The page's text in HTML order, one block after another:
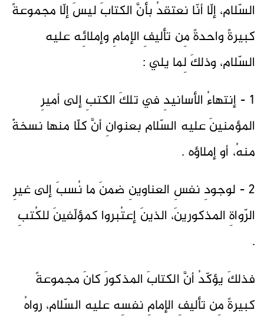
السّلام، إلّا أنّا نعتقدُ بأنَّ الكتابَ ليسَ إلّا مجموعةً
كبيرةً واحدةً مِن تأليفِ الإمامِ وإملائِه عليه
السّلام، وذلكَ لِما يلي :
1 - إنتهاءُ الأسانيدِ في تلكَ الكتبِ إلى أميرِ
المؤمنينَ عليه السّلام بعنوانِ أنَّ كلّا منها نسخةٌ
منهُ، أو إملاؤه .
2 - لوجودِ نفسِ العناوينِ ضمنَ ما نُسبَ إلى غيرِ
الرّواةِ المذكورينَ، الذينَ إعتُبروا كمؤلّفينَ للكُتبِ
.
فذلكَ يؤكّدُ أنَّ الكتابَ المذكورَ كانَ مجموعةً
كبيرةً مِن تأليفِ الإمامِ نفسِه عليه السّلام، رواهُ